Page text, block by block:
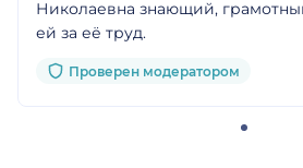
Николаевна знающий,
ей за её труд.
Проверен модератором